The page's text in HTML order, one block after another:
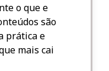
o que e
são
prática e
mais cai